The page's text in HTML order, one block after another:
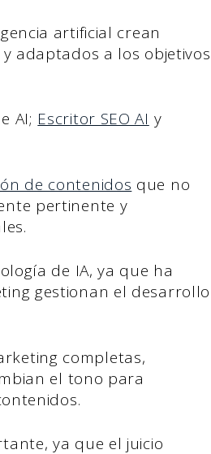
artificial crean
adaptados a los objetivos
AI; Escritor SEO AI y
de contenidos que no
pertinente y
de IA, ya que ha
gestionan el desarrollo
completas,
el tono para
ya que el juicio